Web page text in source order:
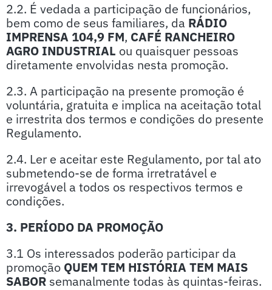
2.2. É vedada a participação de funcionários,
bem como de seus familiares, da RÁDIO
IMPRENSA 104,9 FM, CAFÉ RANCHEIRO
AGRO INDUSTRIAL ou quaisquer pessoas
diretamente envolvidas nesta promoção.
2.3. A participação na presente promoção é
voluntária, gratuita e implica na aceitação total
e irrestrita dos termos e condições do presente
Regulamento.
2.4. Ler e aceitar este Regulamento, por tal ato
submetendo-se de forma irretratável e
irrevogável a todos os respectivos termos e
condições.
3. PERÍODO DA PROMOÇÃO
3.1 Os interessados poderão participar da
promoção QUEM TEM HISTÓRIA TEM MAIS
SABOR semanalmente todas às quintas-feiras.